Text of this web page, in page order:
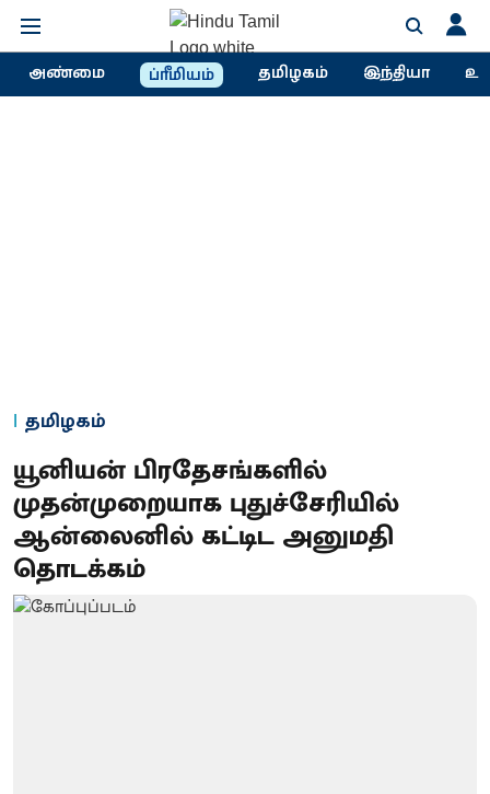
அண்மை ப்ரீமியம் தமிழகம் இந்தியா
தமிழகம்
யூனியன் பிரதேசங்களில்
முதன்முறையாக புதுச்சேரியில்
ஆன்லைனில் கட்டிட அனுமதி
தொடக்கம்